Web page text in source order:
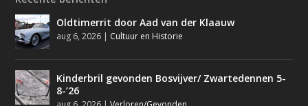
Oldtimerrit door Aad van der Klaauw
aug 6, 2026 | Cultuur en Historie
Kinderbril gevonden Bosvijver/ Zwartedennen 5-
8-’26